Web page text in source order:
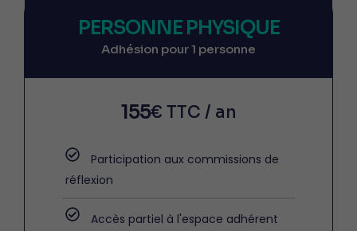
PERSONNE PHYSIQUE
Adhésion pour 1 personne
155€ TTC / an
Participation aux commissions de
réflexion
Accès partiel à l'espace adhérent